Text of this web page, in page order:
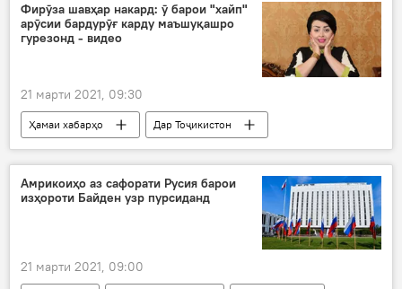
Фирӯза шавҳар накард: ӯ барои "хайп"
арӯсии бардурӯғ карду маъшуқашро
гурезонд - видео
21 марти 2021, 09:30
Ҳамаи хабарҳо
Дар Тоҷикистон
Иҷтимоъ
Амрикоиҳо аз сафорати Русия барои
изҳороти Байден узр пурсиданд
21 марти 2021, 09:00